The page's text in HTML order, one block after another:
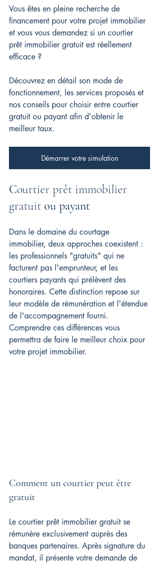
Vous êtes en pleine recherche de
financement pour votre projet immobilier
et vous vous demandez si un courtier
prêt immobilier gratuit est réellement
efficace ?
Découvrez en détail son mode de
fonctionnement, les services proposés et
nos conseils pour choisir entre courtier
gratuit ou payant afin d'obtenir le
meilleur taux.
Démarrer votre simulation
Courtier prêt immobilier
gratuit ou payant
Dans le domaine du courtage
immobilier, deux approches coexistent :
les professionnels "gratuits" qui ne
facturent pas l'emprunteur, et les
courtiers payants qui prélèvent des
honoraires. Cette distinction repose sur
leur modèle de rémunération et l'étendue
de l'accompagnement fourni.
Comprendre ces différences vous
permettra de faire le meilleur choix pour
votre projet immobilier.
Comment un courtier peut être
gratuit
Le courtier prêt immobilier gratuit se
rémunère exclusivement auprès des
banques partenaires. Après signature du
mandat, il présente votre demande de